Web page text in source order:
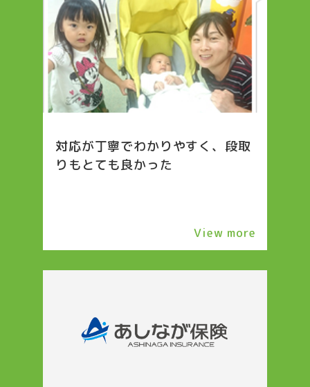
対応が丁寧でわかりやすく、段取
りもとても良かった
View more